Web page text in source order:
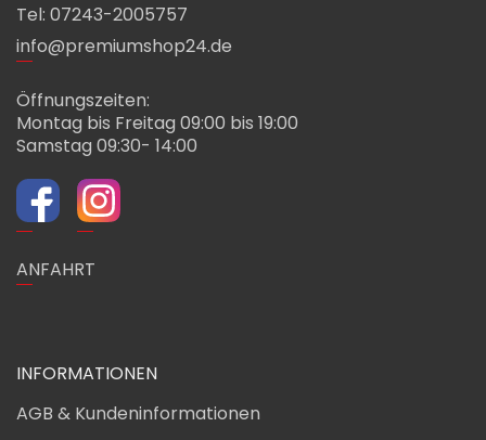
Tel: 07243-2005757
info@premiumshop24.de
Öffnungszeiten:
Montag bis Freitag 09:00 bis 19:00
Samstag 09:30- 14:00
ANFAHRT
INFORMATIONEN
AGB & Kundeninformationen